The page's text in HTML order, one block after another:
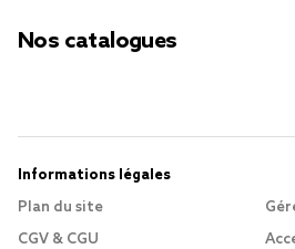
Nos catalogues
Informations légales
Plan du site
CGV & CGU